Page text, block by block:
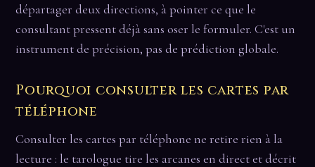
départager deux directions, à pointer ce que le
consultant pressent déjà sans oser le formuler. C'est un
instrument de précision, pas de prédiction globale.
Pourquoi consulter les cartes par
téléphone
Consulter les cartes par téléphone ne retire rien à la
lecture : le tarologue tire les arcanes en direct et décrit